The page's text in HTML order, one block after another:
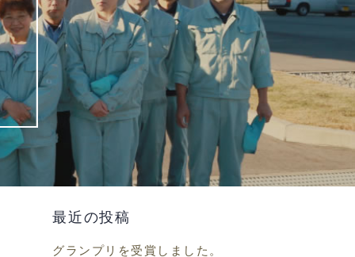
最近の投稿
グランプリを受賞しました。